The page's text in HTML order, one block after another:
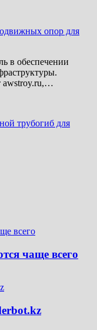
опор для
в обеспечении
awstroy.ru,…
трубогиб для
чаще всего